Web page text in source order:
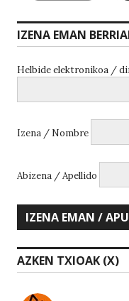
IZENA EMAN
Helbide elektronikoa /
Izena / Nombre
Abizena / Apellido
AZKEN TXIOAK (X)